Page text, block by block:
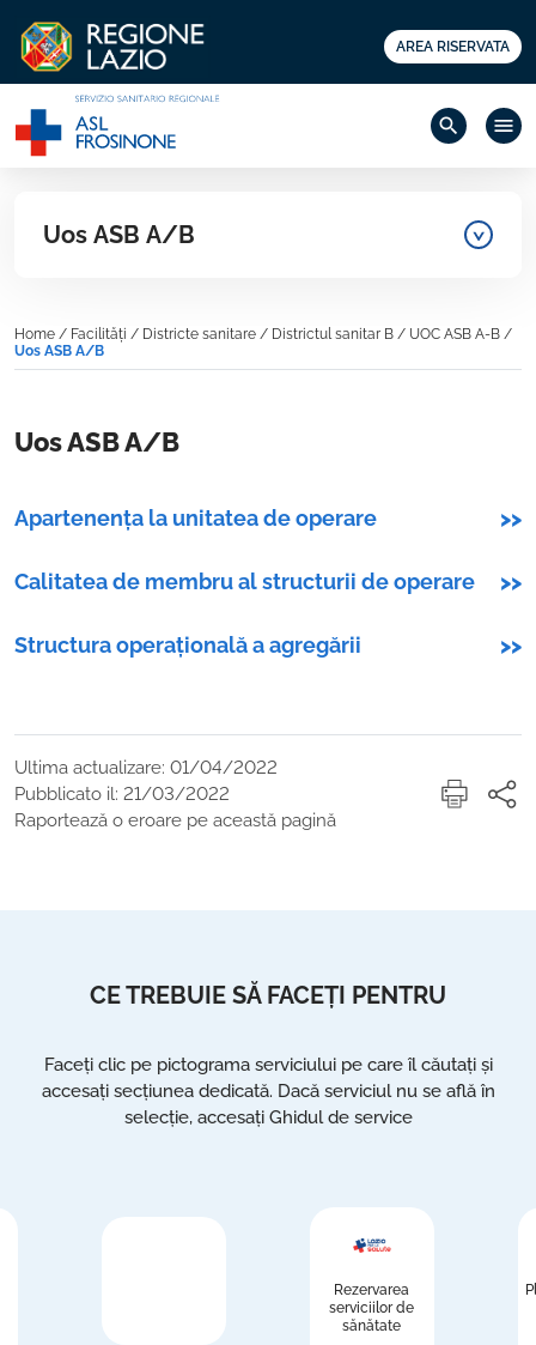
AREA RISERVATA
search menu
Uos ASB A/B
Home / Facilități / Districte sanitare / Districtul sanitar B / UOC ASB A-B /
Uos ASB A/B
Uos ASB A/B
Apartenența la unitatea de operare >>
Calitatea de membru al structurii de operare >>
Structura operațională a agregării >>
Ultima actualizare: 01/04/2022
Pubblicato il: 21/03/2022
Raportează o eroare pe această pagină
CE TREBUIE SĂ FACEȚI PENTRU
Faceți clic pe pictograma serviciului pe care îl căutați și
accesați secțiunea dedicată. Dacă serviciul nu se află în
selecție, accesați Ghidul de service
Rezervarea
serviciilor de
sănătate